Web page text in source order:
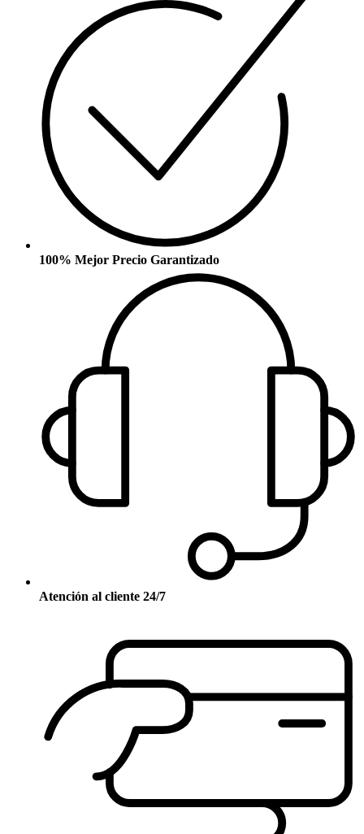
100% Mejor Precio Garantizado
Atención al cliente 24/7